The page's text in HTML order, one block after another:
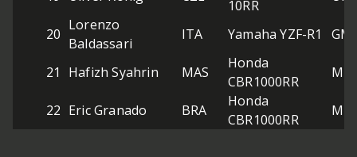
10RR
20
Lorenzo
Baldassari
ITA Yamaha YZF-R1
21 Hafizh Syahrin MAS
Honda
CBR1000RR
22 Eric Granado BRA
Honda
CBR1000RR